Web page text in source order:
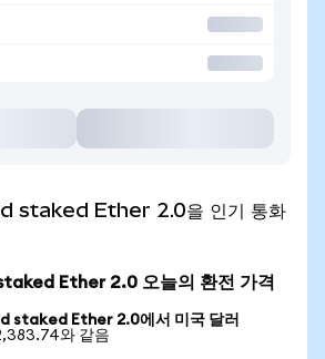
staked Ether 2.0을 인기 통화
Ether 2.0 오늘의 환전 가격
staked Ether 2.0에서 미국 달러
와 같음